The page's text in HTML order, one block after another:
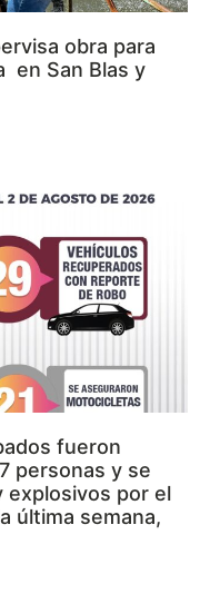
obra para
en San Blas y
fueron
personas y se
explosivos por el
última semana,